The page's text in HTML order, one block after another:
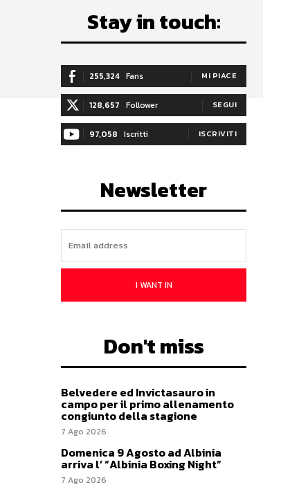
Stay in touch:
255,324 Fans MI PIACE
128,657 Follower SEGUI
97,058 Iscritti ISCRIVITI
Newsletter
I WANT IN
Don't miss
Belvedere ed Invictasauro in
campo per il primo allenamento
congiunto della stagione
7 Ago 2026
Domenica 9 Agosto ad Albinia
arriva l’ “Albinia Boxing Night”
7 Ago 2026